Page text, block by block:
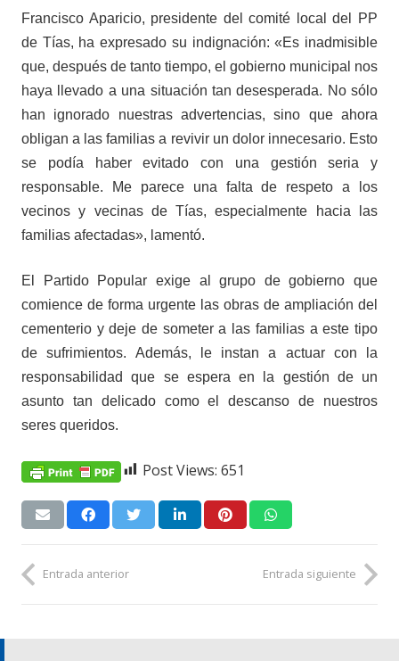
Francisco Aparicio, presidente del comité local del PP
de Tías, ha expresado su indignación: «Es inadmisible
que, después de tanto tiempo, el gobierno municipal nos
haya llevado a una situación tan desesperada. No sólo
han ignorado nuestras advertencias, sino que ahora
obligan a las familias a revivir un dolor innecesario. Esto
se podía haber evitado con una gestión seria y
responsable. Me parece una falta de respeto a los
vecinos y vecinas de Tías, especialmente hacia las
familias afectadas», lamentó.
El Partido Popular exige al grupo de gobierno que
comience de forma urgente las obras de ampliación del
cementerio y deje de someter a las familias a este tipo
de sufrimientos. Además, le instan a actuar con la
responsabilidad que se espera en la gestión de un
asunto tan delicado como el descanso de nuestros
seres queridos.
Post Views: 651
Entrada anterior Entrada siguiente